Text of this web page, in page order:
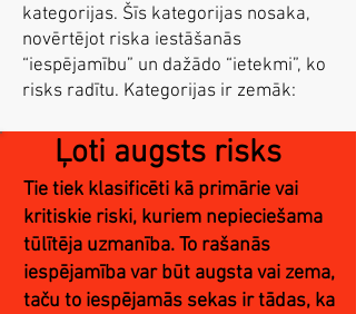
kategorijas. Šīs kategorijas nosaka,
novērtējot riska iestāšanās
“iespējamību” un dažādo “ietekmi”, ko
risks radītu. Kategorijas ir zemāk:
Ļoti augsts risks
Tie tiek klasificēti kā primārie vai
kritiskie riski, kuriem nepieciešama
tūlītēja uzmanība. To rašanās
iespējamība var būt augsta vai zema,
taču to iespējamās sekas ir tādas, ka